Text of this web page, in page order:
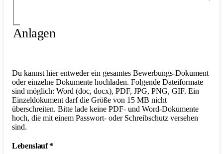
Anlagen
Du kannst hier entweder ein gesamtes Bewerbungs-Dokument
oder einzelne Dokumente hochladen. Folgende Dateiformate
sind möglich: Word (doc, docx), PDF, JPG, PNG, GIF. Ein
Einzeldokument darf die Größe von 15 MB nicht
überschreiten. Bitte lade keine PDF- und Word-Dokumente
hoch, die mit einem Passwort- oder Schreibschutz versehen
sind.
Lebenslauf*